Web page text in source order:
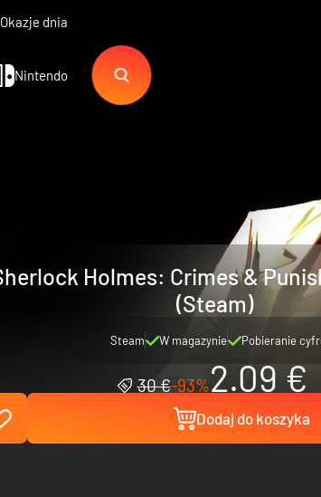
Okazje dnia
Nintendo
Holmes: Crimes &
(Steam)
Steam W magazynie Pobieranie
30 €-93%2.09 €
Dodaj do koszyka